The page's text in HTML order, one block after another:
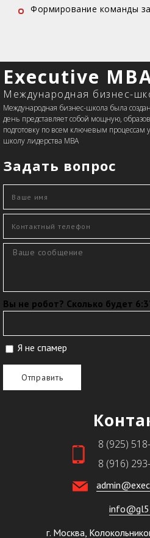
Формирование команды
Executive
Международная бизнес-
Международная бизнес-школа была
день представляет собой мощную,
подготовку по всем ключевым
школу лидерства MBA
Задать вопрос
Ваше имя
Контактный телефон
Сообщение*
Вы не робот? Сколько будет
Я не спамер
Я спамер
8 (925)
8 (916)
г. Москва,